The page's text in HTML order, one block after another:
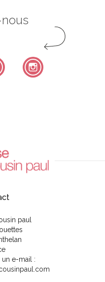
Pinterest
paul
e-mail :